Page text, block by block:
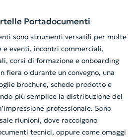
Portadocumenti
sono strumenti versatili per molte
e eventi, incontri commerciali,
corsi di formazione e onboarding
fiera o durante un convegno, una
brochure, schede prodotto e
più semplice la distribuzione del
professionale. Sono
riunioni, dove raccolgono
tecnici, oppure come omaggi